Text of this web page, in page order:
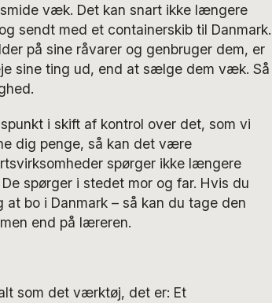
væk. Det kan snart ikke længere
sendt med et containerskib til Danmark.
på sine råvarer og genbruger dem, er
sine ting ud, end at sælge dem væk. Så
i skift af kontrol over det, som vi
dig penge, så kan det være
spørger ikke længere
spørger i stedet mor og far. Hvis du
bo i Danmark – så kan du tage den
end på læreren.
som det værktøj, det er: Et